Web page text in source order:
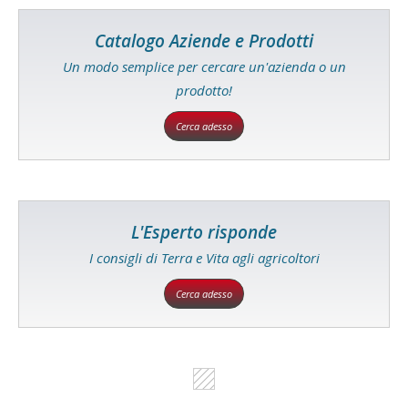
Catalogo Aziende e Prodotti
Un modo semplice per cercare un'azienda o un
prodotto!
Cerca adesso
L'Esperto risponde
I consigli di Terra e Vita agli agricoltori
Cerca adesso